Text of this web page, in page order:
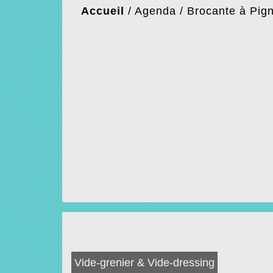
Accueil / Agenda / Brocante à
Vide-grenier & Vide-dressing